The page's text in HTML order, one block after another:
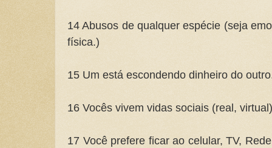
14 Abusos de qualquer espécie (seja
física.)
15 Um está escondendo dinheiro do
16 Vocês vivem vidas sociais (real,
17 Você prefere ficar ao celular, TV,